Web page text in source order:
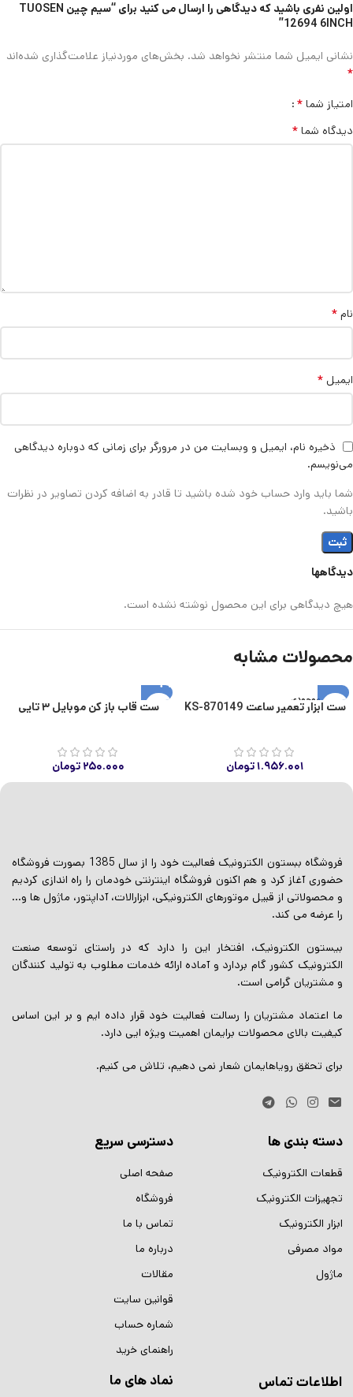
دیدگاهها
هیچ دیدگاهی برای این محصول نوشته نشده است.
اولین نفری باشید که دیدگاهی را ارسال می کنید برای “سیم چین TUOSEN
12694 6INCH”
نشانی ایمیل شما منتشر نخواهد شد. بخش‌های موردنیاز علامت‌گذاری شده‌اند
*
امتیاز شما *
دیدگاه شما *
نام *
ایمیل *
ذخیره نام، ایمیل و وبسایت من در مرورگر برای زمانی که دوباره دیدگاهی
می‌نویسم.
شما باید وارد حساب خود شده باشید تا قادر به اضافه کردن تصاویر در نظرات
باشید.
محصولات مشابه
اتمام موجودی
ست ابزار تعمیر ساعت KS-870149
۱.۹۵۶.۰۰۱تومان
ست قاب باز کن موبایل ۳ تایی
۲۵۰.۰۰۰ تومان
فروشگاه ببستون الکترونیک فعالیت خود را از سال 1385 بصورت فروشگاه
حضوری آغاز کرد و هم اکنون فروشگاه اینترنتی خودمان را راه اندازی کردیم
و محصولاتی از قبیل موتورهای الکترونیکی، ابزارالات، آداپتور، ماژول ها و…
را عرضه می کند.
بیستون الکترونیک، افتخار این را دارد که در راستای توسعه صنعت
الکترونیک کشور گام بردارد و آماده ارائه خدمات مطلوب به تولید کنندگان
و مشتریان گرامی است.
ما اعتماد مشتریان را رسالت فعالیت خود قرار داده ایم و بر این اساس
کیفیت بالای محصولات برایمان اهمیت ویژه ایی دارد.
برای تحقق رویاهایمان شعار نمی دهیم، تلاش می کنیم.
دسته بندی ها
قطعات الکترونیک
تجهیزات الکترونیک
ابزار الکترونیک
مواد مصرفی
ماژول
دسترسی سریع
صفحه اصلی
فروشگاه
تماس با ما
درباره ما
مقالات
قوانین سایت
شماره حساب
راهنمای خرید
اطلاعات تماس نماد های ما